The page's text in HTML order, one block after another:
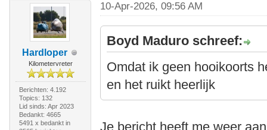
Hardloper
Kilometervreter
Berichten: 4.192
Topics: 132
Lid sinds: Apr 2023
Bedankt: 4665
5491 x bedankt in
10-Apr-2026, 09:56 AM
Boyd Maduro schreef:
Omdat ik geen hooikoorts
en het ruikt heerlijk
Je bericht heeft me weer